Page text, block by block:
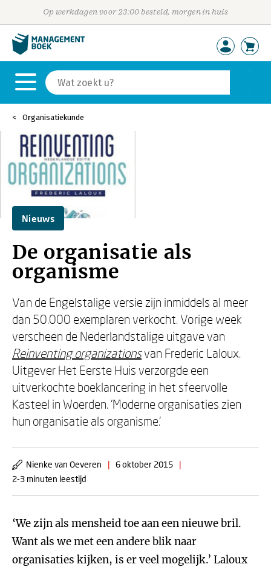
Op werkdagen voor 23:00 besteld, morgen in huis
Organisatiekunde
Nieuws
De organisatie als
organisme
Van de Engelstalige versie zijn inmiddels al meer
dan 50.000 exemplaren verkocht. Vorige week
verscheen de Nederlandstalige uitgave van
Reinventing organizationsvan Frederic Laloux.
Uitgever Het Eerste Huis verzorgde een
uitverkochte boeklancering in het sfeervolle
Kasteel in Woerden. ‘Moderne organisaties zien
hun organisatie als organisme.’
Nienke van Oeveren | 6 oktober 2015
|
2-3 minuten leestijd
‘We zijn als mensheid toe aan een nieuwe bril.
Want als we met een andere blik naar
organisaties kijken, is er veel mogelijk.’ Laloux